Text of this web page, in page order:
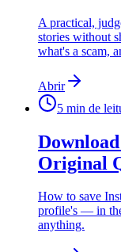
A practical,
stories without
what's a scam,
Abrir
5 min de
Original
How to save
profile's — in
anything.